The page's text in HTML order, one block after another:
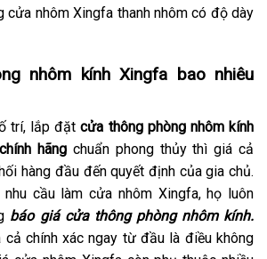
cửa nhôm Xingfa thanh nhôm có độ dày
nhôm kính Xingfa bao nhiêu
trí, lắp đặt cửa thông phòng nhôm kính
hãng chuẩn phong thủy thì giá cả
hàng đầu đến quyết định của gia chủ.
nhu cầu làm cửa nhôm Xingfa, họ luôn
báo giá cửa thông phòng nhôm kính.
chính xác ngay từ đầu là điều không